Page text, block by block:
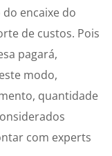
encaixe do
de custos. Pois
pagará,
modo,
quantidade
com experts